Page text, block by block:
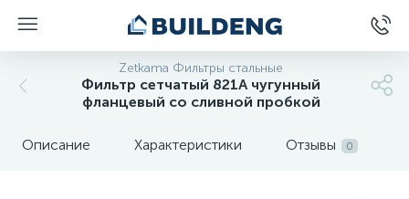
Zetkama Фильтры стальные
Фильтр сетчатый 821A чугунный
фланцевый со сливной пробкой
Описание Характеристики Отзывы 0